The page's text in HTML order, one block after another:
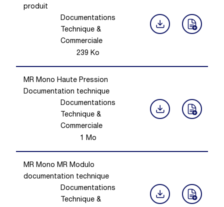
produit
Documentations
Technique &
Commerciale
239 Ko
MR Mono Haute Pression
Documentation technique
Documentations
Technique &
Commerciale
1 Mo
MR Mono MR Modulo
documentation technique
Documentations
Technique &